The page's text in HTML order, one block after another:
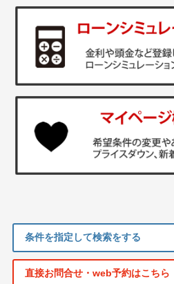
条件を指定して検索をする
直接お問合せ・web予約はこちら